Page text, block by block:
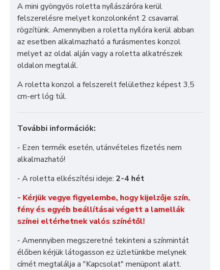
A mini gyöngyös roletta nyílászáróra kerül
felszerelésre melyet konzolonként 2 csavarral
rögzítünk. Amennyiben a roletta nyílóra kerül abban
az esetben alkalmazható a furásmentes konzol
melyet az oldal alján vagy a roletta alkatrészek
oldalon megtalál.
A roletta konzol a felszerelt felülethez képest 3,5
cm-ert lóg túl.
További információk:
- Ezen termék esetén, utánvételes fizetés nem
alkalmazható!
- A roletta elkészítési ideje: 2-4 hét
- Kérjük vegye figyelembe, hogy kijelzője szín,
fény és egyéb beállításai végett a lamellák
színei eltérhetnek valós színétől!
- Amennyiben megszeretné tekinteni a színmintát
élőben kérjük látogasson ez üzletünkbe melynek
címét megtalálja a "Kapcsolat" menüpont alatt.